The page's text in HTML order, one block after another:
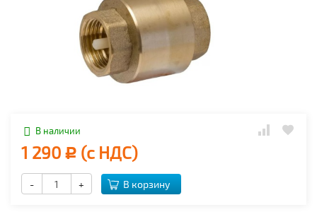
В наличии
1 290 Р (с НДС)
- + В корзину